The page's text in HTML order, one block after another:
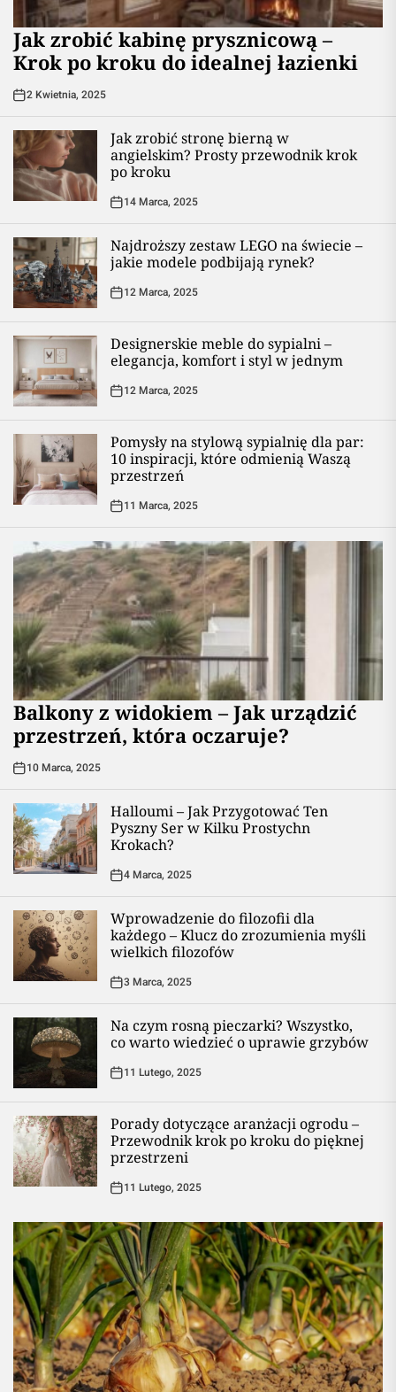
Jak zrobić kabinę prysznicową –
Krok po kroku do idealnej łazienki
2 Kwietnia, 2025
Jak zrobić stronę bierną w
angielskim? Prosty przewodnik krok
po kroku
14 Marca, 2025
Najdroższy zestaw LEGO na świecie –
jakie modele podbijają rynek?
12 Marca, 2025
Designerskie meble do sypialni –
elegancja, komfort i styl w jednym
12 Marca, 2025
Pomysły na stylową sypialnię dla par:
10 inspiracji, które odmienią Waszą
przestrzeń
11 Marca, 2025
Balkony z widokiem – Jak urządzić
przestrzeń, która oczaruje?
10 Marca, 2025
Halloumi – Jak Przygotować Ten
Pyszny Ser w Kilku Prostychn
Krokach?
4 Marca, 2025
Wprowadzenie do filozofii dla
każdego – Klucz do zrozumienia myśli
wielkich filozofów
3 Marca, 2025
Na czym rosną pieczarki? Wszystko,
co warto wiedzieć o uprawie grzybów
11 Lutego, 2025
Porady dotyczące aranżacji ogrodu –
Przewodnik krok po kroku do pięknej
przestrzeni
11 Lutego, 2025